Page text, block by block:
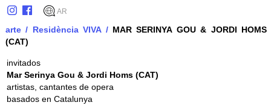
e
n
v
i
g
AR
arte / Residència VIVA/ MAR SERINYA GOU & JORDI HOMS
(CAT)
invitados
Mar Serinya Gou & Jordi Homs (CAT)
artistas, cantantes de opera
basados en Catalunya